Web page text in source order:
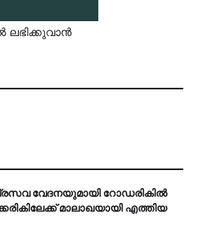
ൽ ലഭിക്കുവാൻ
വേദനയുമായി റോഡരികില്‍
മാലാഖയായി എത്തിയ